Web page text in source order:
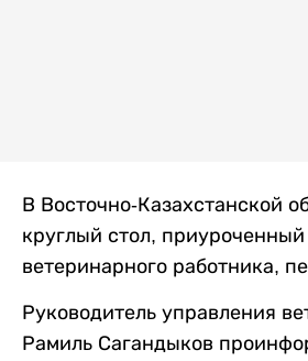
В Восточно-Казахстанской
круглый стол,
ветеринарного работника,
Руководитель управления
Рамиль Сагандыков